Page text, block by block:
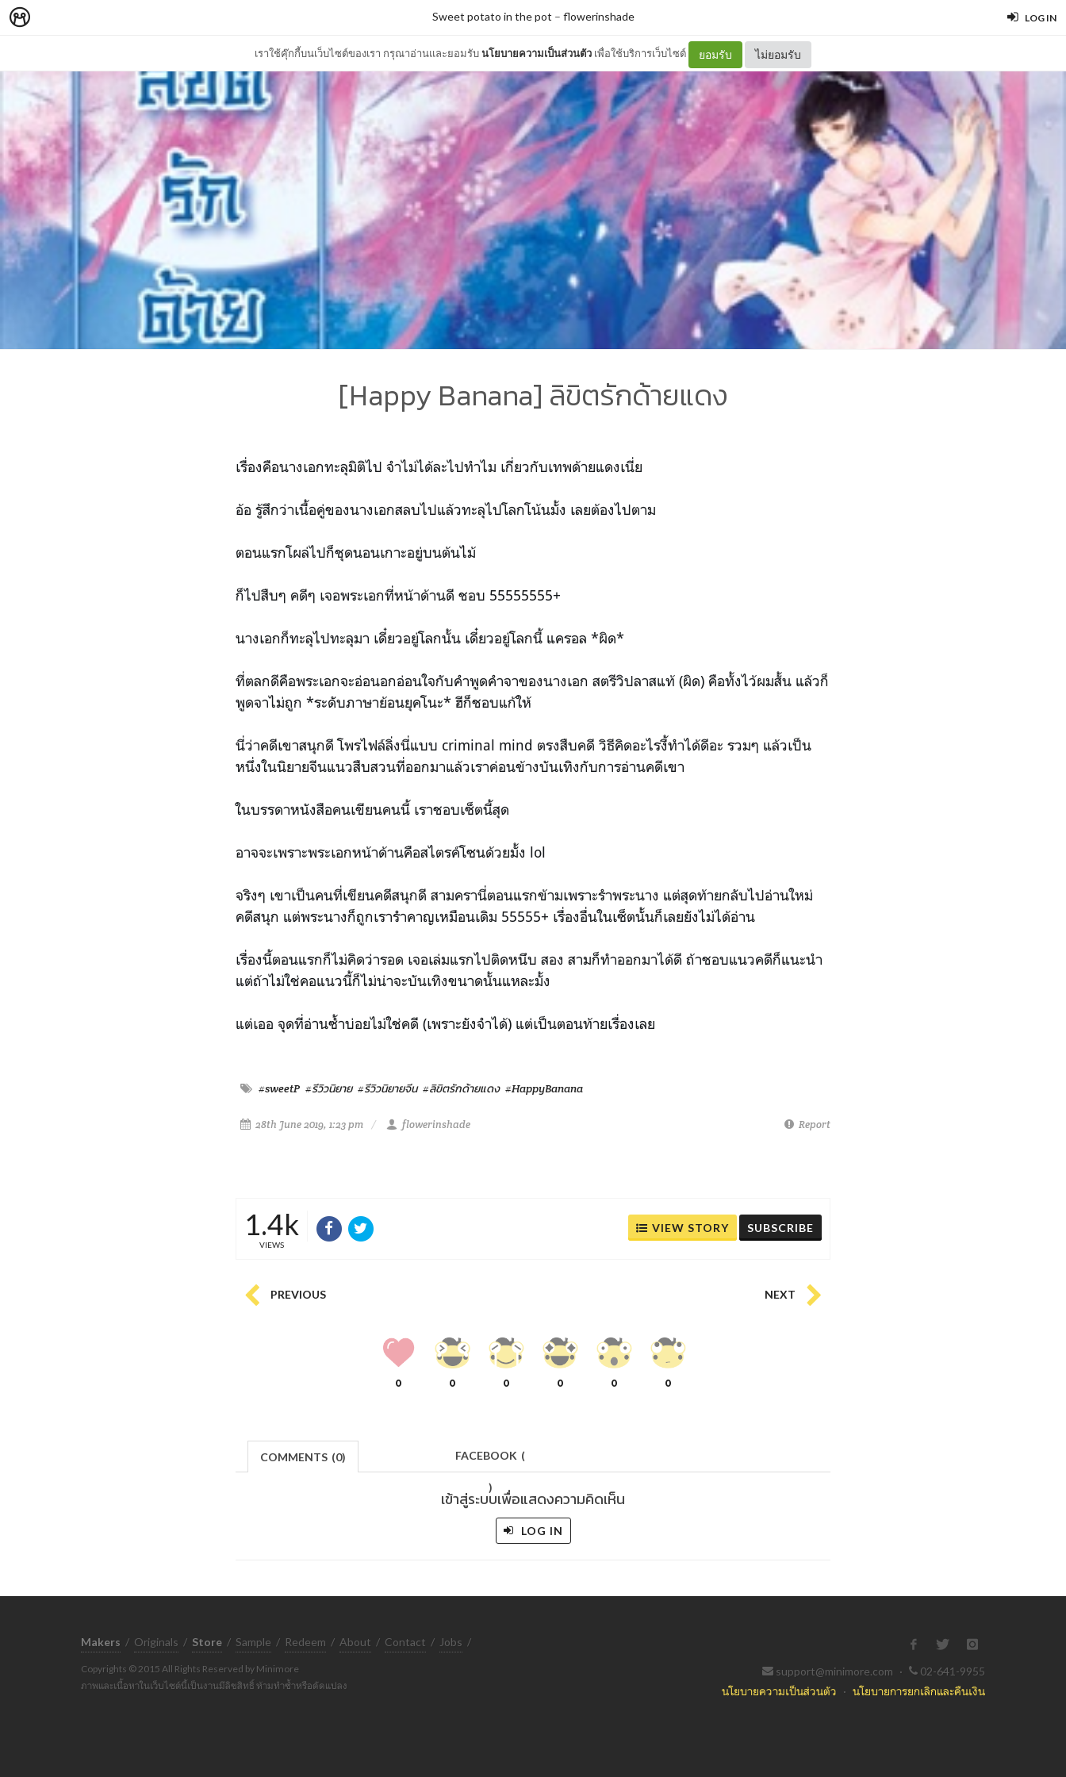
LOG IN
เราใช้คุ๊กกี้บนเว็บไซต์ของเรา กรุณาอ่านและยอมรับนโยบายความเป็นส่วนตัว เพื่อใช้บริการเว็บไซต์ ยอมรับ ไม่ยอมรับ
Sweet potato in the pot – flowerinshade
[Happy Banana] ลิขิตรักด้ายแดง
เรื่องคือนางเอกทะลุมิติไป จำไม่ได้ละไปทำไม เกี่ยวกับเทพด้ายแดงเนี่ย
อ้อ รู้สึกว่าเนื้อคู่ของนางเอกสลบไปแล้วทะลุไปโลกโน้นมั้ง เลยต้องไปตาม
ตอนแรกโผล่ไปก็ชุดนอนเกาะอยู่บนต้นไม้
ก็ไปสืบๆ คดีๆ เจอพระเอกที่หน้าด้านดี ชอบ 55555555+
นางเอกก็ทะลุไปทะลุมา เดี๋ยวอยู่โลกนั้น เดี๋ยวอยู่โลกนี้ แครอล *ผิด*
ที่ตลกดีคือพระเอกจะอ่อนอกอ่อนใจกับคำพูดคำจาของนางเอก สตรีวิปลาสแท้ (ผิด) คือทั้งไว้ผมสั้น แล้วก็
พูดจาไม่ถูก *ระดับภาษาย้อนยุคโนะ* ฮีก็ชอบแก้ให้
นี่ว่าคดีเขาสนุกดี โพรไฟล์ลิ่งนี่แบบ criminal mind ตรงสืบคดี วิธีคิดอะไรงี้ทำได้ดีอะ รวมๆ แล้วเป็น
หนึ่งในนิยายจีนแนวสืบสวนที่ออกมาแล้วเราค่อนข้างบันเทิงกับการอ่านคดีเขา
ในบรรดาหนังสือคนเขียนคนนี้ เราชอบเซ็ตนี้สุด
อาจจะเพราะพระเอกหน้าด้านคือสไตรค์โซนด้วยมั้ง lol
จริงๆ เขาเป็นคนที่เขียนคดีสนุกดี สามครานี่ตอนแรกข้ามเพราะรำพระนาง แต่สุดท้ายกลับไปอ่านใหม่
คดีสนุก แต่พระนางก็ถูกเรารำคาญเหมือนเดิม 55555+ เรื่องอื่นในเซ็ตนั้นก็เลยยังไม่ได้อ่าน
เรื่องนี้ตอนแรกก็ไม่คิดว่ารอด เจอเล่มแรกไปติดหนึบ สอง สามก็ทำออกมาได้ดี ถ้าชอบแนวคดีก็แนะนำ
แต่ถ้าไม่ใช่คอแนวนี้ก็ไม่น่าจะบันเทิงขนาดนั้นแหละมั้ง
แต่เออ จุดที่อ่านซ้ำบ่อยไม่ใช่คดี (เพราะยังจำได้) แต่เป็นตอนท้ายเรื่องเลย
#sweetP #รีวิวนิยาย #รีวิวนิยายจีน #ลิขิตรักด้ายแดง #HappyBanana
28th June 2019, 1:23 pm flowerinshade Report
1.4k
VIEWS
VIEW STORY SUBSCRIBE
PREVIOUS NEXT
0 0 0 0 0 0
COMMENTS (0) FACEBOOK (
)
เข้าสู่ระบบเพื่อแสดงความคิดเห็น
LOG IN
Makers / Originals / Store / Sample / Redeem / About / Contact / Jobs /
Copyrights © 2015 All Rights Reserved by Minimore
ภาพและเนื้อหาในเว็บไซต์นี้เป็นงานมีลิขสิทธิ์ ห้ามทำซ้ำหรือดัดแปลง
support@minimore.com ·
02-641-9955
นโยบายความเป็นส่วนตัว · นโยบายการยกเลิกและคืนเงิน